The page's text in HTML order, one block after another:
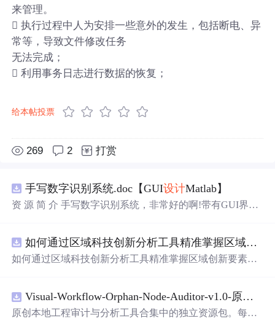
来管理。
 执行过程中人为安排一些意外的发生，包括断电、异
常等，导致文件修改任务
无法完成；
 利用事务日志进行数据的恢复；
给本帖投票
269 2 打赏
手写数字识别系统.doc【GUI设计Matlab】
资 源 简 介 手写数字识别系统，非常好的啊!带有GUI界
带有直观的图形用户界面（GUI），非常容易使用。你只
需要将手写数字输入系统，它将立即给出准确的识别结
是一个非常方便和实用的工具，你一定会喜欢它的！
如何通过区域科技创新分析工具精准掌握区域创新要素分布与产业链融合现状？.docx
如何通过区域科技创新分析工具精准掌握区域创新要素分
Visual-Workflow-Orphan-Node-Auditor-v1.0-原创源码与文档.zip
原创本地工程审计与分析工具合集中的独立资源包。每个